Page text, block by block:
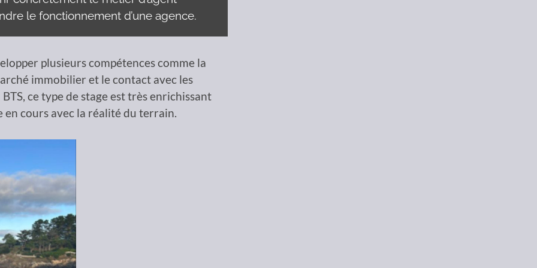
le fonctionnement d’une agence.
plusieurs compétences comme la
immobilier et le contact avec les
ce type de stage est très enrichissant
cours avec la réalité du terrain.